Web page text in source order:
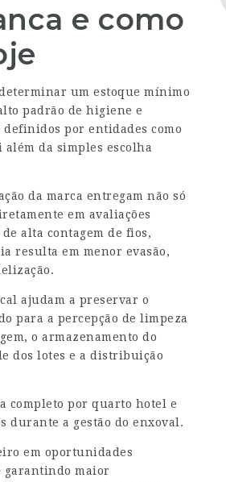
e como
um estoque mínimo
padrão de higiene e
por entidades como
da simples escolha
da marca entregam não só
em avaliações
alta contagem de fios,
resulta em menor evasão,
ajudam a preservar o
para a percepção de limpeza
o armazenamento do
dos lotes e a distribuição
completo por quarto hotel e
durante a gestão do enxoval.
em oportunidades
garantindo maior